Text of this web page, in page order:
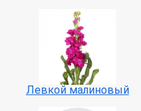
Левкой малиновый